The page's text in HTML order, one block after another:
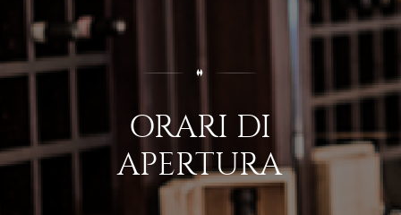
ORARI DI
APERTURA